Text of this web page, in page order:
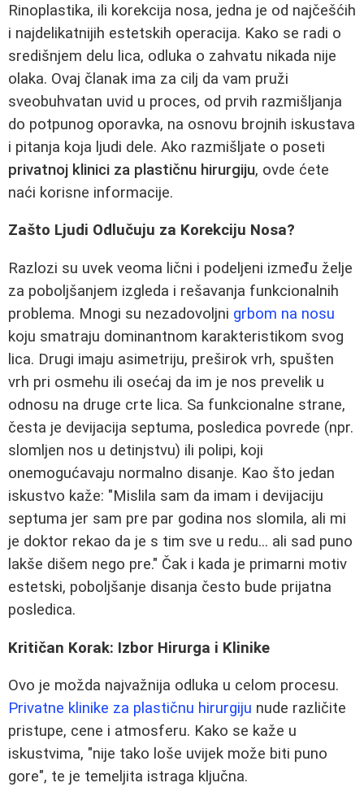
Rinoplastika, ili korekcija nosa, jedna je od najčešćih
i najdelikatnijih estetskih operacija. Kako se radi o
središnjem delu lica, odluka o zahvatu nikada nije
olaka. Ovaj članak ima za cilj da vam pruži
sveobuhvatan uvid u proces, od prvih razmišljanja
do potpunog oporavka, na osnovu brojnih iskustava
i pitanja koja ljudi dele. Ako razmišljate o poseti
privatnoj klinici za plastičnu hirurgiju, ovde ćete
naći korisne informacije.
Zašto Ljudi Odlučuju za Korekciju Nosa?
Razlozi su uvek veoma lični i podeljeni između želje
za poboljšanjem izgleda i rešavanja funkcionalnih
problema. Mnogi su nezadovoljni grbom na nosu
koju smatraju dominantnom karakteristikom svog
lica. Drugi imaju asimetriju, preširok vrh, spušten
vrh pri osmehu ili osećaj da im je nos prevelik u
odnosu na druge crte lica. Sa funkcionalne strane,
česta je devijacija septuma, posledica povrede (npr.
slomljen nos u detinjstvu) ili polipi, koji
onemogućavaju normalno disanje. Kao što jedan
iskustvo kaže: "Mislila sam da imam i devijaciju
septuma jer sam pre par godina nos slomila, ali mi
je doktor rekao da je s tim sve u redu... ali sad puno
lakše dišem nego pre." Čak i kada je primarni motiv
estetski, poboljšanje disanja često bude prijatna
posledica.
Kritičan Korak: Izbor Hirurga i Klinike
Ovo je možda najvažnija odluka u celom procesu.
Privatne klinike za plastičnu hirurgiju nude različite
pristupe, cene i atmosferu. Kako se kaže u
iskustvima, "nije tako loše uvijek može biti puno
gore", te je temeljita istraga ključna.